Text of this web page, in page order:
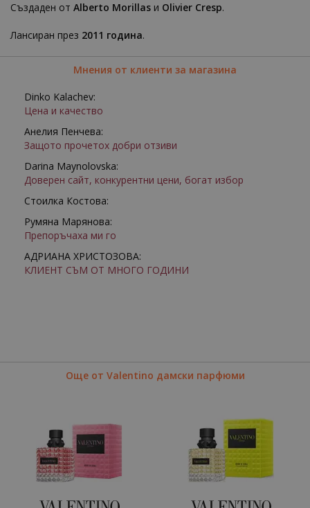
Създаден от Alberto Morillas и Olivier Cresp.
Лансиран през 2011 година.
Мнения от клиенти за магазина
Dinko Kalachev:
Цена и качество
Анелия Пенчева:
Защото прочетох добри отзиви
Darina Maynolovska:
Доверен сайт, конкурентни цени, богат избор
Стоилка Костова:
Румяна Марянова:
Препоръчаха ми го
АДРИАНА ХРИСТОЗОВА:
КЛИЕНТ СЪМ ОТ МНОГО ГОДИНИ
Още от Valentino дамски парфюми